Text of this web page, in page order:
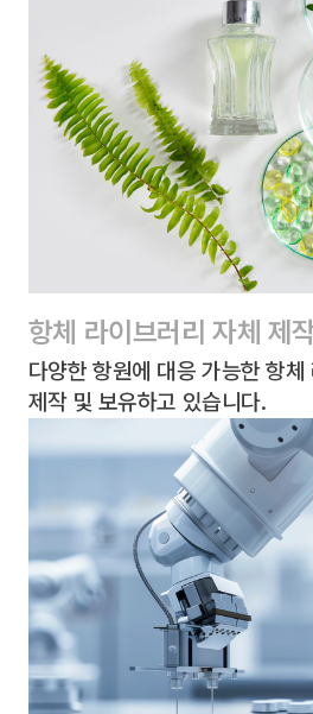
항체 라이브러리 자체 제
다양한 항원에 대응 가능한 항체
제작 및 보유하고 있습니다.